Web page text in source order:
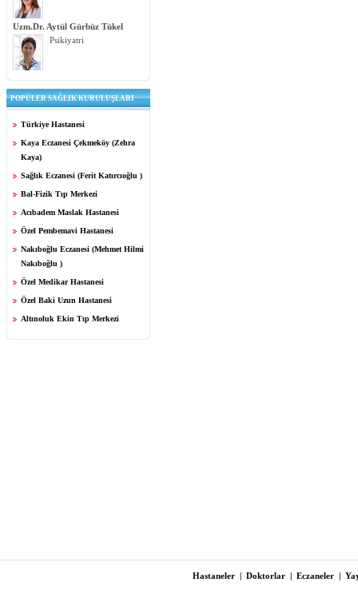
Uzm.Dr. Aytül Gürbüz Tükel
Psikiyatri
POPÜLER SAĞLIK KURULUŞLARI
Türkiye Hastanesi
Kaya Eczanesi Çekmeköy (Zehra
Kaya)
Sağlık Eczanesi (Ferit Katırcıoğlu )
Bal-Fizik Tıp Merkezi
Acıbadem Maslak Hastanesi
Özel Pembemavi Hastanesi
Nakıboğlu Eczanesi (Mehmet Hilmi
Nakıboğlu )
Özel Medikar Hastanesi
Özel Baki Uzun Hastanesi
Altınoluk Ekin Tıp Merkezi
Hastaneler | Doktorlar | Eczaneler |